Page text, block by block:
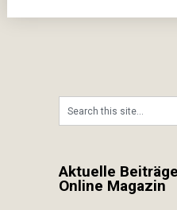
Aktuelle
Online Magazin